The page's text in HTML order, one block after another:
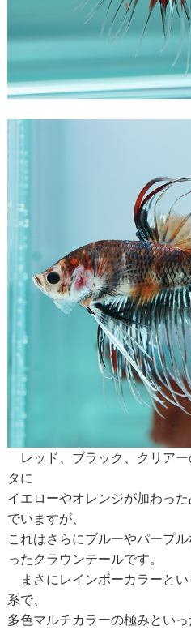
レッド、ブラック、クリア
タに
イエローやオレンジが加わっ
でいますが、
これはさらにブルーやパープ
ったクラウンテールです。
まさにレインボーカラーと
系で、
多色マルチカラーの極みといっ